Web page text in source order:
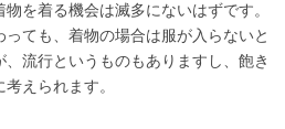
を着る機会は滅多にないはずです。
っても、着物の場合は服が入らないと
流行というものもありますし、飽き
えられます。